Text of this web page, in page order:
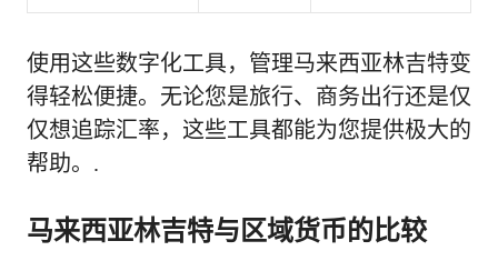
使用这些数字化工具，管理马来西亚林吉特变
得轻松便捷。无论您是旅行、商务出行还是仅
仅想追踪汇率，这些工具都能为您提供极大的
帮助。.
马来西亚林吉特与区域货币的比较